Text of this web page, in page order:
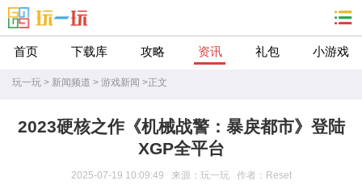
首页 下载库 攻略 资讯 礼包 小游戏
玩一玩 > 新闻频道 > 游戏新闻 >正文
2023硬核之作《机械战警：暴戾都市》登陆
XGP全平台
2025-07-19 10:09:49 来源：玩一玩 作者：Reset